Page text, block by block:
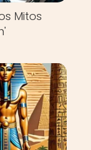
Mitos